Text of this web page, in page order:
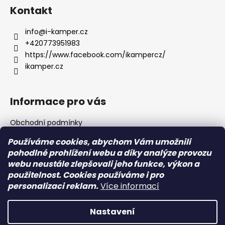
Používáme cookies, abychom Vám umožnili
pohodlné prohlížení webu a díky analýze provozu
webu neustále zlepšovali jeho funkce, výkon a
použitelnost. Cookies používáme i pro
personalizaci reklam.Více informací
Nastavení
Kontakt
info@i-kamper.cz
+420773951983
https://www.facebook.com/ikampercz/
ikamper.cz
Informace pro vás
Obchodní podmínky
Přijímáme online platby